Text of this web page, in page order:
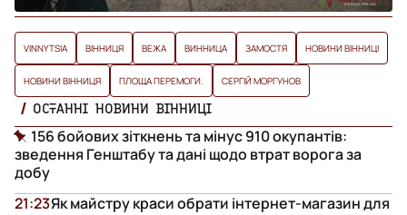
VINNYTSIA ВІННИЦЯ ВЕЖА ВИННИЦА ЗАМОСТЯ НОВИНИ ВІННИЦІ
НОВИНИ ВІННИЦЯ ПЛОЩА ПЕРЕМОГИ. СЕРГІЙ МОРГУНОВ
ОСТАННІ НОВИНИ ВІННИЦІ
156 бойових зіткнень та мінус 910 окупантів:
зведення Генштабу та дані щодо втрат ворога за
добу
Як майстру краси обрати інтернет-магазин для
21:23